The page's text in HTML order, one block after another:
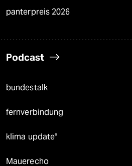
panterpreis 2026
Podcast
bundestalk
fernverbindung
klima update°
Mauerecho